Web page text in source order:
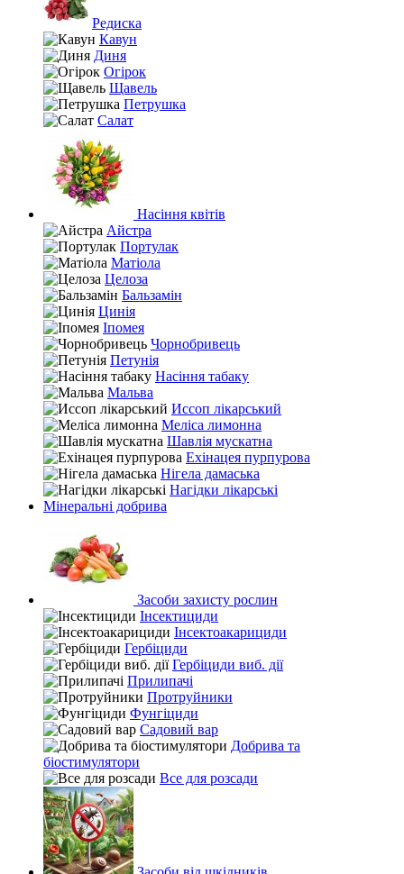
Редиска
Кавун
Диня
Огірок
Щавель
Петрушка
Салат
Насіння квітів
Айстра
Портулак
Матіола
Целоза
Бальзамін
Цинія
Іпомея
Чорнобривець
Петунія
Насіння табаку
Мальва
Иссоп лікарський
Меліса лимонна
Шавлія мускатна
Ехінацея пурпурова
Нігела дамаська
Нагідки лікарські
Мінеральні добрива
Засоби захисту рослин
Інсектициди
Інсектоакарициди
Гербіциди
Гербіциди виб. дії
Прилипачі
Протруйники
Фунгіциди
Садовий вар
Добрива та
біостимулятори
Все для розсади